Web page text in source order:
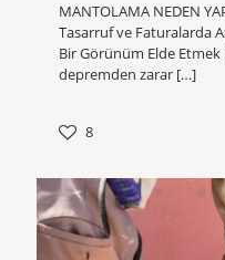
MANTOLAMA NEDEN
Tasarruf ve Faturalarda
Bir Görünüm Elde
depremden zarar […]
8